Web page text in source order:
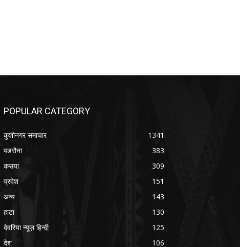
POPULAR CATEGORY
कुशीनगर समाचार
1341
पडरौना
383
कसया
309
प्रदेश
151
अन्य
143
हाटा
130
देवरिया न्यूज़ हिन्दी
125
देश
106